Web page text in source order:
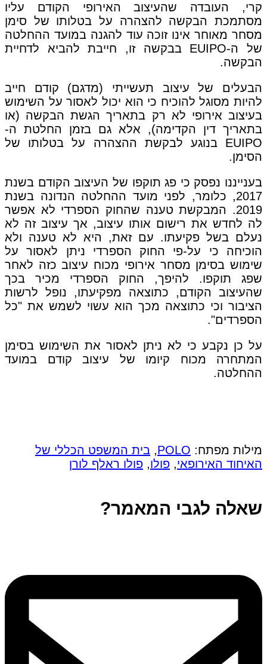
קרי, העובדה שהעיצוב האירופי הקודם עליו
מסתמכת הבקשה להצהרה על בטלותו של סימן
מסחר מאוחר אינו זוכה עוד להגנה במועד ההחלטה
של ה-EUIPO בבקשה זו, חייבת להביא לדחיית
הבקשה.
הבעלים של עיצוב תעשייתי (מדגם) קודם חייב
להיות מסוגל להוכיח כי הוא יכול לאסור על השימוש
בעיצוב אירופי לא רק בתאריך הגשת הבקשה (או
בתאריך דין הקדימה), אלא גם בזמן החלטת ה-
EUIPO בנוגע לבקשת ההצהרה על בטלותו של
הסימן.
בענייננו נפסק כי פג תוקפו של העיצוב הקודם בשנת
2017, כלומר, לפני מועד ההחלטה הנדונה בשנת
2019. המבקשת טענה שהחוק הספרדי לא אפשר
לה לחדש את רישום אותו עיצוב, אך עיצוב זה לא
נעלם בשל פקיעתו. עם זאת, היא לא טענה ולא
הוכיחה כי על-פי החוק הספרדי ניתן לאסור על
שימוש בסימן מסחר אירופי מכוח עיצוב כזה לאחר
שפג תוקפו. להיפך, החוק הספרדי מכיר בכך
שהעיצוב הקודם, כתוצאה מפקיעתו, נופל לרשות
הציבור וכי כתוצאה מכך הוא עשוי לשמש את "כל
הספרדים".
על כן נקבע כי לא ניתן לאסור את השימוש בסימן
המתחרה מכוח קיומו של עיצוב קודם במועד
ההחלטה.
מילות מפתח: POLO
, בית המשפט הכללי של
האיחוד האירופאי, פולו, פולו ראלף לורן
שאלה לגבי המאמר?